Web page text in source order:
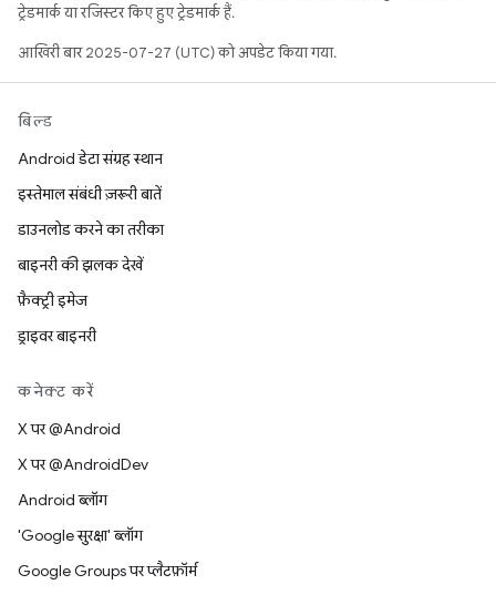
ट्रेडमार्क या रजिस्टर किए हुए ट्रेडमार्क हैं.
आखिरी बार 2025-07-27 (UTC) को अपडेट किया गया.
बिल्ड
Android डेटा संग्रह स्थान
इस्तेमाल संबंधी ज़रूरी बातें
डाउनलोड करने का तरीका
बाइनरी की झलक देखें
फ़ैक्ट्री इमेज
ड्राइवर बाइनरी
कनेक्ट करें
X पर @Android
X पर @AndroidDev
Android ब्लॉग
'Google सुरक्षा' ब्लॉग
Google Groups पर प्लैटफ़ॉर्म